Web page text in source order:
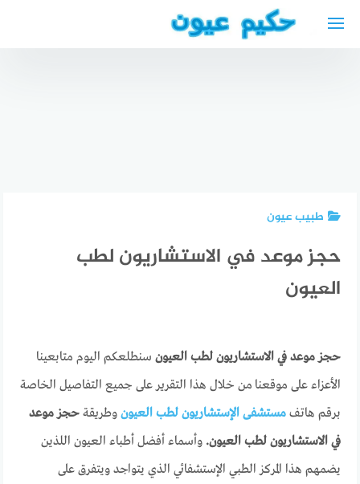
طبيب عيون
حجز موعد في الاستشاريون لطب
العيون
حجز موعد في الاستشاريون لطب العيون سنطلعكم اليوم متابعينا
الأعزاء على موقعنا من خلال هذا التقرير على جميع التفاصيل الخاصة
برقم هاتفمستشفى الإستشاريون لطب العيون وطريقةحجز موعد
في الاستشاريون لطب العيون.وأسماء أفضل أطباء العيون اللذين
يضمهم هذا المركز الطبي الإستشفائي الذي يتواجد ويتفرق على